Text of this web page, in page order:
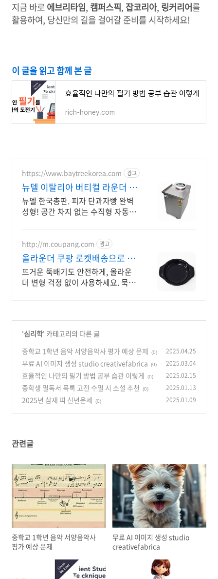
지금 바로에브리타임, 캠퍼스픽, 잡코리아, 링커리어를
활용하여, 당신만의 길을 걸어갈 준비를 시작하세요!
이 글을 읽고 함께 본 글
효율적인 나만의 필기 방법 공부 습관 이렇게
rich-honey.com
https://www.baytreekorea.com 광고
뉴델 이탈리아 버티컬 라운더 구
매부터 철저한 사후관리
뉴델 한국총판. 피자 단과자빵 완벽
성형! 공간 차지 없는 수직형 자동
상
http://m.coupang.com 광고
올라운더 쿠팡 로켓배송으로 빠
르게 받기
뜨거운 뚝배기도 안전하게, 올라운
더 변형 걱정 없이 사용하세요. 묵직
'심리학' 카테고리의 다른 글
중학교 1학년 음악 서양음악사 평가 예상 문제
(0) 2025.04.25
무료 AI 이미지 생성 studio creativefabrica (0) 2025.03.04
효율적인 나만의 필기 방법 공부 습관 이렇게 (0) 2025.02.15
중학생 필독서 목록 고전 수필 시 소설 추천 (0) 2025.01.13
2025년 삼재 띠 신년운세 (0) 2025.01.09
관련글
중학교 1학년 음악 서양음악사
평가 예상 문제
무료 AI 이미지 생성 studio
creativefabrica